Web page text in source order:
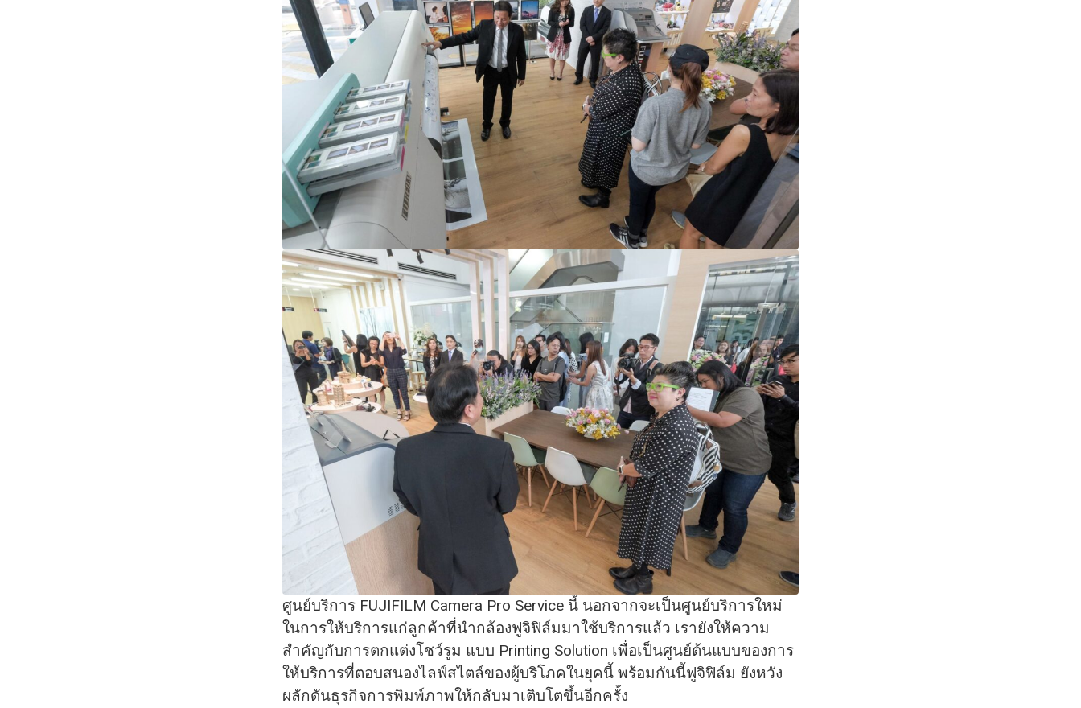
ศูนย์บริการ FUJIFILM Camera Pro Service นี้ นอกจากจะเป็นศูนย์บริการใหม่
ในการให้บริการแก่ลูกค้าที่นำกล้องฟูจิฟิล์มมาใช้บริการแล้ว เรายังให้ความ
สำคัญกับการตกแต่งโชว์รูม แบบ Printing Solution เพื่อเป็นศูนย์ต้นแบบของการ
ให้บริการที่ตอบสนองไลฟ์สไตล์ของผู้บริโภคในยุคนี้ พร้อมกันนี้ฟูจิฟิล์ม ยังหวัง
ผลักดันธุรกิจการพิมพ์ภาพให้กลับมาเติบโตขึ้นอีกครั้ง